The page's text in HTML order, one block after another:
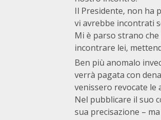
Il Presidente, non ha
vi avrebbe incontrati
Mi è parso strano
incontrare lei,
Ben più anomalo
verrà pagata con
venissero revocate le
Nel pubblicare il suo
sua precisazione –